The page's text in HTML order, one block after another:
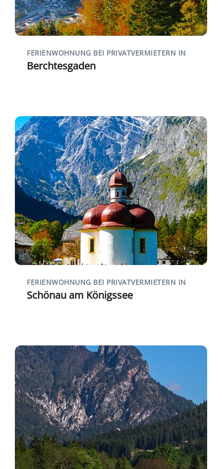
FERIENWOHNUNG BEI PRIVATVERMIETERN IN
Berchtesgaden
FERIENWOHNUNG BEI PRIVATVERMIETERN IN
Schönau am Königssee